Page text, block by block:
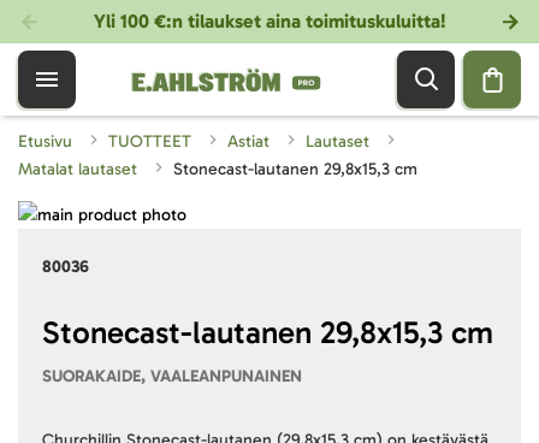
Yli 100 €:n tilaukset aina toimituskuluitta!
Etusivu TUOTTEET Astiat
Lautaset
Matalat lautaset
Stonecast-lautanen 29,8x15,3 cm
80036
Stonecast-lautanen 29,8x15,3 cm
SUORAKAIDE, VAALEANPUNAINEN
Skip
images
beginning
gallery